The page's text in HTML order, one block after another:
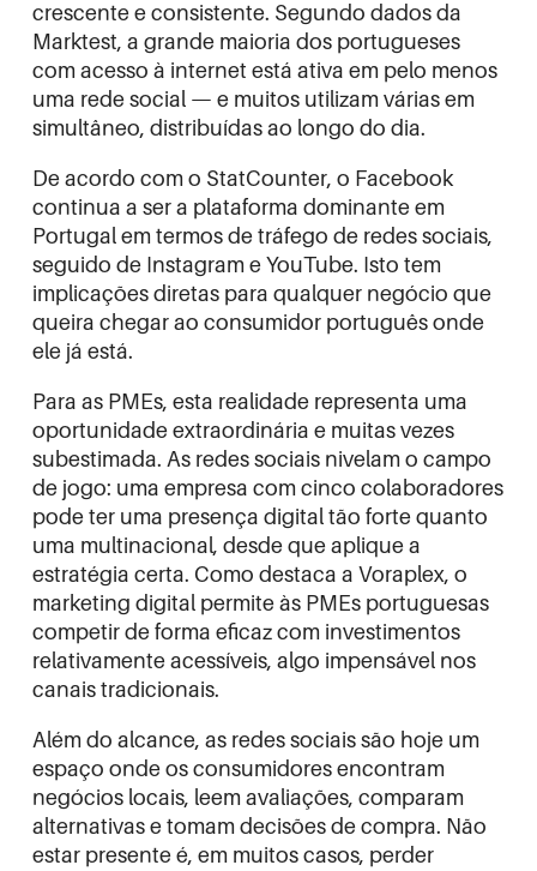
crescente e consistente. Segundo dados da
Marktest, a grande maioria dos portugueses
com acesso à internet está ativa em pelo menos
uma rede social — e muitos utilizam várias em
simultâneo, distribuídas ao longo do dia.
De acordo com o StatCounter, o Facebook
continua a ser a plataforma dominante em
Portugal em termos de tráfego de redes sociais,
seguido de Instagram e YouTube. Isto tem
implicações diretas para qualquer negócio que
queira chegar ao consumidor português onde
ele já está.
Para as PMEs, esta realidade representa uma
oportunidade extraordinária e muitas vezes
subestimada. As redes sociais nivelam o campo
de jogo: uma empresa com cinco colaboradores
pode ter uma presença digital tão forte quanto
uma multinacional, desde que aplique a
estratégia certa. Como destaca a Voraplex, o
marketing digital permite às PMEs portuguesas
competir de forma eficaz com investimentos
relativamente acessíveis, algo impensável nos
canais tradicionais.
Além do alcance, as redes sociais são hoje um
espaço onde os consumidores encontram
negócios locais, leem avaliações, comparam
alternativas e tomam decisões de compra. Não
estar presente é, em muitos casos, perder